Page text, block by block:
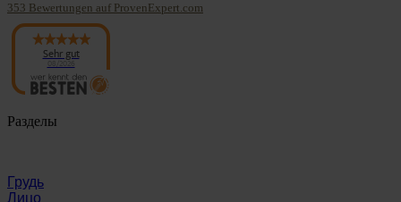
Panaesthetics
353 Bewertungen auf ProvenExpert.com
Sehr gut
08/2026
Разделы
Грудь
Лицо